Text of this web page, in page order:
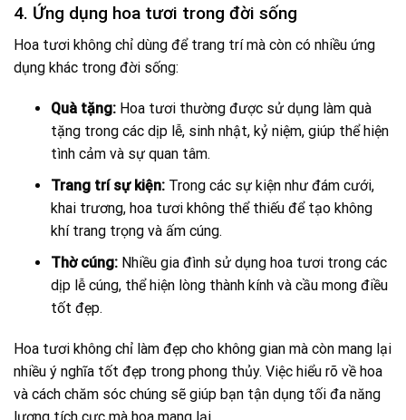
4. Ứng dụng hoa tươi trong đời sống
Hoa tươi không chỉ dùng để trang trí mà còn có nhiều ứng
dụng khác trong đời sống:
Quà tặng:Hoa tươi thường được sử dụng làm quà
tặng trong các dịp lễ, sinh nhật, kỷ niệm, giúp thể hiện
tình cảm và sự quan tâm.
Trang trí sự kiện:Trong các sự kiện như đám cưới,
khai trương, hoa tươi không thể thiếu để tạo không
khí trang trọng và ấm cúng.
Thờ cúng:Nhiều gia đình sử dụng hoa tươi trong các
dịp lễ cúng, thể hiện lòng thành kính và cầu mong điều
tốt đẹp.
Hoa tươi không chỉ làm đẹp cho không gian mà còn mang lại
nhiều ý nghĩa tốt đẹp trong phong thủy. Việc hiểu rõ về hoa
và cách chăm sóc chúng sẽ giúp bạn tận dụng tối đa năng